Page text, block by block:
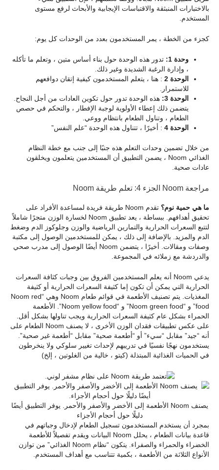
بالاختبارات المنبثقة والاقتباسات الإيجابية والأبحاث لرفع مستوى
المستخدم.
كجزء من الخطة ، يمر المستخدمون بعدد من الوحدات كل يوم:
وحدة 1:
تدور هذه الوحدة حول بناء أساس متين ، وتعلم ما تأكله
، وإدارة الرغبة الشديدة وغير ذلك.
الوحدة 2
: هنا ، يتعلم المستخدمون كيفية إتقان دوافعهم
للاستمرار.
الوحدة 3:
هذه الوحدة تدور حول تكوين العادات من أجل النجاح.
يتضمن ذلك إعطاء الأولوية لوجبة الإفطار ، والتحكم في حصص
الطعام ، وتناول الطعام بانتظام ووعي.
الوحدة 4
: أخيرًا ، تتناول هذه الوحدة “علم النفس”
من خلال تضمين وحدات التعلم هذه جنبًا إلى جنب مع خطة النظام
الغذائي Noom ، يضمن التطبيق أن المستخدمين يتعلمون ويخلقون
عادات صحية.
مراجعة Noom الجزء 4: تعلم طريقة Noom
ما هي حمية نوم؟
تقدم Noom طريقة فريدة لمساعدة الأفراد على
تحقيق أهدافهم. ببساطة ، يعد تطبيق Noom لخسارة الوزن متجرًا شاملاً
لتتبع السعرات الحرارية والتمارين الرياضية والوزن وجلوكوز الدم وضغط
الدم والمزيد. بالإضافة إلى ذلك ، يمكن للمستخدمين الوصول إلى مكتبة
وصفات ومقالات. أخيرًا ، يتضمن Noom أيضًا الوصول إلى مدرب صحي
والدردشة مع زملائه في المجموعة.
يدعي Noom أنه يعلم المستخدمين الفروق بين وجبات كثافة السعرات
الحرارية التي يمكن أن تكون إما كثيفة السعرات الحرارية أو كثيفة
المغذيات. يتم تصنيف الأطعمة في قوائم طعام Noom وهي “Noom red
food” و “Noom green food” و “Noom yellow food”. الأطعمة
الحمراء بشكل عام كثيفة السعرات الحرارية ويجب تناولها بشكل أقل.
على عكس تطبيقات فقدان الوزن الأخرى ، لا يصنف Noom الطعام على
أنه “جيد” مقابل “سيء” أو “أطعمة صحية” مقابل “أطعمة غير صحية”.
يستخدمون نهجًا نفسيًا في تدريبهم لإحداث تغيير سلوكي ولا ينخرطون
في الحميات الغذائية المبتذلة (كيتو ، خالية من الغلوتين ، إلخ)
يصنف Noom الأطعمة إلى الأخضر والأصفر والأحمر. يوفر التطبيق أيضًا
دليلًا حول أحجام الأجزاء
بمجرد أن يستخدم المستخدمون تسجيل الطعام لإدخال وجباتهم في
قاعدة بيانات الطعام ، يحلل Noom البيانات ويقدم تفصيلاً للأطعمة
الخضراء والحمراء والصفراء. يتكون “نظام Noom الغذائي” من توازن
الأنواع الثلاثة من الأطعمة ، بكمية تتناسب مع أهداف المستخدم.